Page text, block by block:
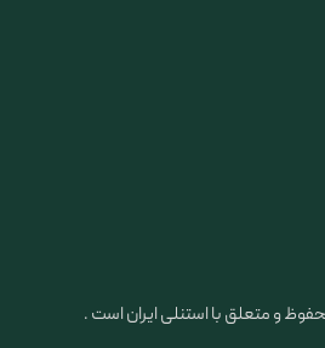
و متعلق با استنلی ایران است .